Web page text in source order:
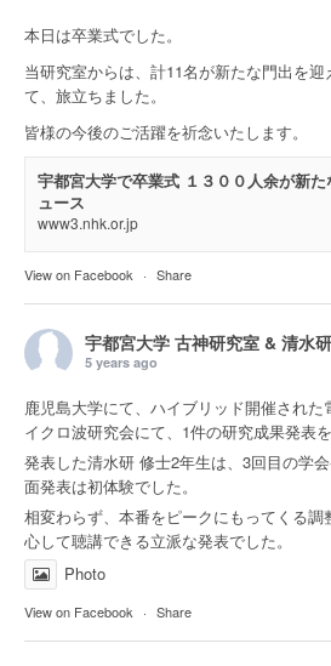
本日は卒業式でした。
当研究室からは、計11名が新たな門出を
て、旅立ちました。
皆様の今後のご活躍を祈念いたします。
宇都宮大学で卒業式 １３００人余が新
ュース
www3.nhk.or.jp
View on Facebook · Share
宇都宮大学 古神研究室 & 清水
5 years ago
鹿児島大学にて、ハイブリッド開催され
イクロ波研究会にて、1件の研究成果発表を
発表した清水研 修士2年生は、3回目の学
面発表は初体験でした。
相変わらず、本番をピークにもってくる
心して聴講できる立派な発表でした。
Photo
View on Facebook · Share